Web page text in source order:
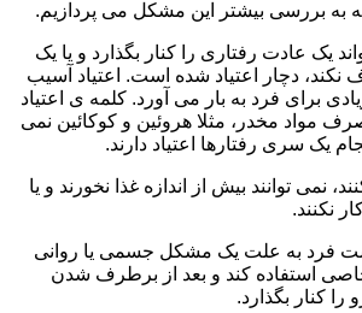
به بررسی بیشتر این مشکل می پردازیم.
یک عادت رفتاری را کنار بگذارد و یا یک
دچار اعتیاد شده است. اعتیاد آسیب
برای فرد به بار می آورد. کلمه ی اعتیاد
مواد مخدر، مثلا هروئین و کوکائین نمی
یک سری رفتارها اعتیاد دارند.
نمی توانند بیش از اندازه غذا نخورند و یا
نکنند.
فرد به علت یک مشکل جسمی یا روانی
استفاده کند و بعد از برطرف شدن
را کنار بگذارد.